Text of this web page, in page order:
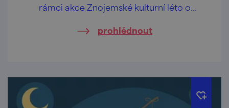
rámci akce Znojemské kulturní léto o
u rotundy sv. Kateřiny v historickém centru
prohlédnout